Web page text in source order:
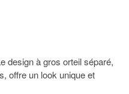
design à gros orteil séparé,
offre un look unique et